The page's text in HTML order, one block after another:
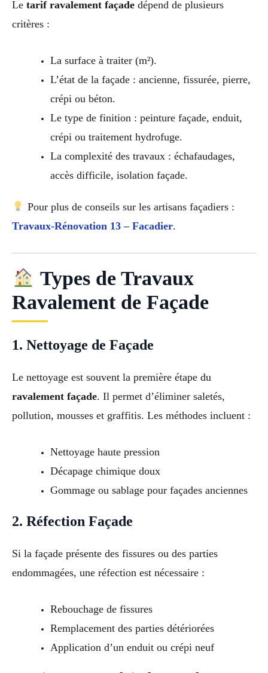
Le tarif ravalement façade dépend de plusieurs
critères :
La surface à traiter (m²).
L’état de la façade : ancienne, fissurée, pierre,
crépi ou béton.
Le type de finition : peinture façade, enduit,
crépi ou traitement hydrofuge.
La complexité des travaux : échafaudages,
accès difficile, isolation façade.
Pour plus de conseils sur les artisans façadiers :
Travaux-Rénovation 13 – Facadier.
Types de Travaux
Ravalement de Façade
1. Nettoyage de Façade
Le nettoyage est souvent la première étape du
ravalement façade. Il permet d’éliminer saletés,
pollution, mousses et graffitis. Les méthodes incluent :
Nettoyage haute pression
Décapage chimique doux
Gommage ou sablage pour façades anciennes
2. Réfection Façade
Si la façade présente des fissures ou des parties
endommagées, une réfection est nécessaire :
Rebouchage de fissures
Remplacement des parties détériorées
Application d’un enduit ou crépi neuf